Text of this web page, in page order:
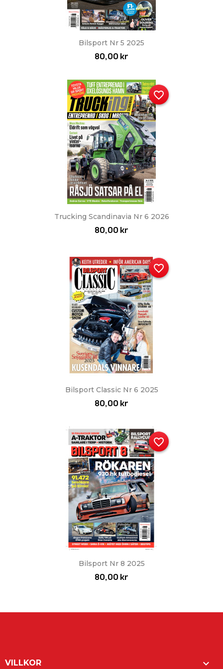
Bilsport Nr 5 2025
80,00 kr
Trucking Scandinavia Nr 6 2026
80,00 kr
favorite_border
Bilsport Classic Nr 6 2025
80,00 kr
favorite_border
Bilsport Nr 8 2025
80,00 kr
favorite_border
VILLKOR 